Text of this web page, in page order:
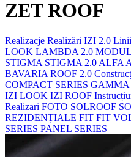
ZET ROOF
Realizacje Realizări IZI 2.0
LOOK LAMBDA 2.0
STIGMA STIGMA 2.0 ALFA
BAVARIA ROOF 2.0
COMPACT SERIES GAMMA
IZI LOOK IZI ROOF
Realizari FOTO SOLROOF
REZIDENȚIALE FIT FIT
SERIES PANEL SERIES